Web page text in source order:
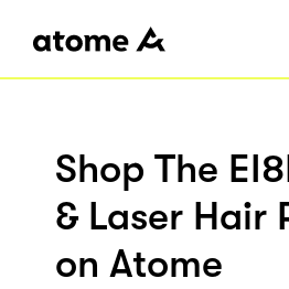
Shop The
& Laser Hair
on Atome